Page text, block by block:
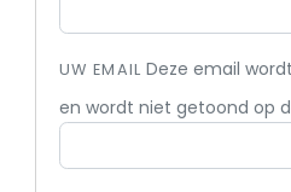
UW EMAIL Deze email
en wordt niet getoond op